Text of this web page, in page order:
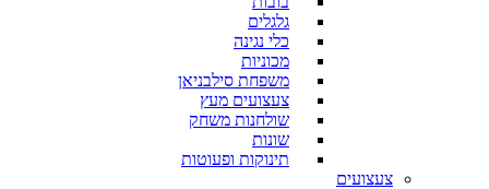
גלגלים
כלי נגינה
מכוניות
משפחת סילבניאן
צעצועים מעץ
שולחנות משחק
שונות
תינוקות ופעוטות
צעצועים